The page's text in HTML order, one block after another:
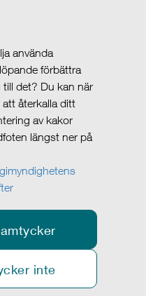
använda
förbättra
det? Du kan när
återkalla ditt
av kakor
längst ner på
inte